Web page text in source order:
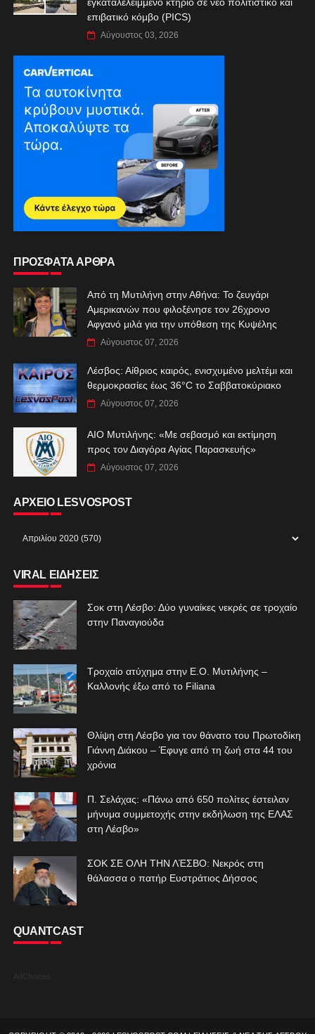
επιβατικό κόμβο (PICS)
Αύγουστος 03, 2026
ΠΡΟΣΦΑΤΑ ΑΡΘΡΑ
Από τη Μυτιλήνη στην Αθήνα: Το ζευγάρι
Αμερικανών που φιλοξένησε τον 26χρονο
Αφγανό μιλά για την υπόθεση της Κυψέλης
Αύγουστος 07, 2026
Λέσβος: Αίθριος καιρός, ενισχυμένο μελτέμι και
θερμοκρασίες έως 36°C το Σαββατοκύριακο
Αύγουστος 07, 2026
ΑIO Μυτιλήνης: «Με σεβασμό και εκτίμηση
προς τον Διαγόρα Αγίας Παρασκευής»
Αύγουστος 07, 2026
ΑΡΧΕΙΟ LESVOSPOST
VIRAL ΕΙΔΗΣΕΙΣ
Σοκ στη Λέσβο: Δύο γυναίκες νεκρές σε τροχαίο
στην Παναγιούδα
Τροχαίο ατύχημα στην Ε.Ο. Μυτιλήνης –
Καλλονής έξω από το Filiana
Θλίψη στη Λέσβο για τον θάνατο του Πρωτοδίκη
Γιάννη Διάκου – Έφυγε από τη ζωή στα 44 του
χρόνια
Π. Σελάχας: «Πάνω από 650 πολίτες έστειλαν
μήνυμα συμμετοχής στην εκδήλωση της ΕΛΑΣ
στη Λέσβο»
ΣΟΚ ΣΕ ΟΛΗ ΤΗΝ ΛΈΣΒΟ: Νεκρός στη
θάλασσα ο πατήρ Ευστράτιος Δήσσος
QUANTCAST